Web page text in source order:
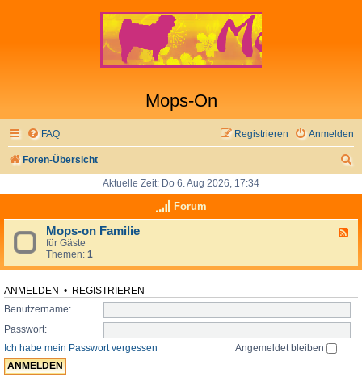
Mops-On
FAQ Anmelden
Registrieren
Foren-Übersicht
h
Aktuelle Zeit: Do 6. Aug 2026, 17:34
Forum
d
o
Mops-on Familie
für Gäste
Themen: 1
ANMELDEN • REGISTRIEREN
Benutzername:
Passwort:
Ich habe mein Passwort vergessen
Angemeldet bleiben